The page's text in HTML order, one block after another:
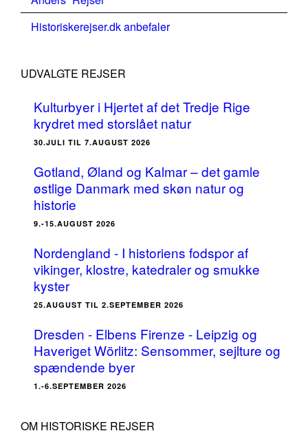
Historiskerejser.dk anbefaler
UDVALGTE REJSER
Kulturbyer i Hjertet af det Tredje Rige
krydret med storslået natur
30.JULI TIL 7.AUGUST 2026
Gotland, Øland og Kalmar – det gamle
østlige Danmark med skøn natur og
historie
9.-15.AUGUST 2026
Nordengland - I historiens fodspor af
vikinger, klostre, katedraler og smukke
kyster
25.AUGUST TIL 2.SEPTEMBER 2026
Dresden - Elbens Firenze - Leipzig og
Haveriget Wörlitz: Sensommer, sejlture og
spændende byer
1.-6.SEPTEMBER 2026
OM HISTORISKE REJSER